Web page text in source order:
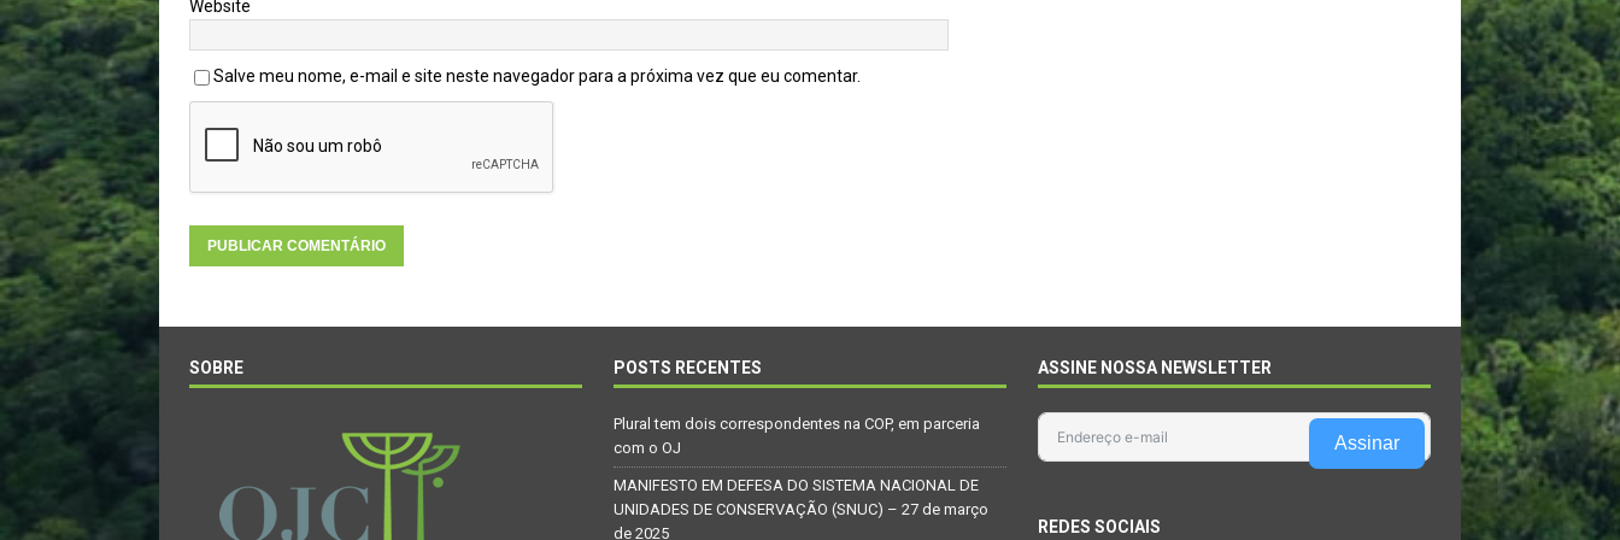
Website
Salve meu nome, e-mail e site neste navegador para a próxima vez que eu comentar.
SOBRE POSTS RECENTES
Plural tem dois correspondentes na COP, em parceria
com o OJ
MANIFESTO EM DEFESA DO SISTEMA NACIONAL DE
UNIDADES DE CONSERVAÇÃO (SNUC) – 27 de março
de 2025
ASSINE NOSSA NEWSLETTER
Assinar
REDES SOCIAIS